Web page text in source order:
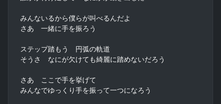
みんないるから僕らが叫べるんだよ
さあ　一緒に手を振ろう
ステップ踏もう　円弧の軌道
そうさ　なにが欠けても綺麗に踏めないだろう
さあ　ここで手を挙げて
みんなでゆっくり手を振って一つになろう